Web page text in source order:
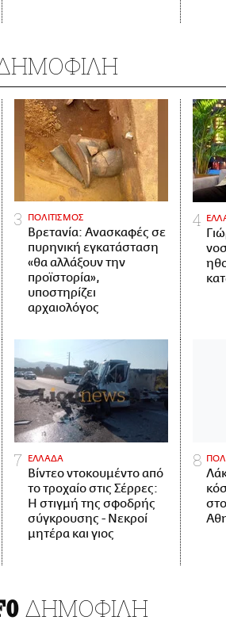
ΠΟΛΙΤΙΣΜΟΣ
Βρετανία: Ανασκαφές σε
πυρηνική εγκατάσταση
«θα αλλάξουν την
προϊστορία»,
υποστηρίζει
αρχαιολόγος
ΕΛΛΑΔΑ
Βίντεο ντοκουμέντο από
το τροχαίο στις Σέρρες:
Η στιγμή της σφοδρής
σύγκρουσης - Νεκροί
μητέρα και γιος
ΔΗΜΟΦΙΛΗ